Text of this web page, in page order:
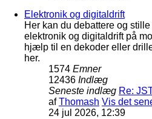
Elektronik og digitaldrift
Her kan du debattere og
elektronik og digitaldrift på
hjælp til en dekoder eller
her.
1574 Emner
12436 Indlæg
Seneste indlæg Re:
afThomash Vis det
24 jul 2026, 12:39